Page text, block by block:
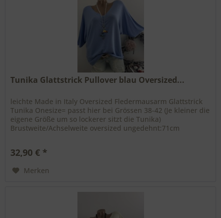
Tunika Glattstrick Pullover blau Oversized...
leichte Made in Italy Oversized Fledermausarm Glattstrick
Tunika Onesize= passt hier bei Grössen 38-42 (Je kleiner die
eigene Größe um so lockerer sitzt die Tunika)
Brustweite/Achselweite oversized ungedehnt:71cm
32,90 € *
Merken